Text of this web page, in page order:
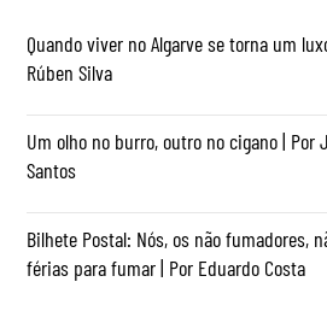
Quando viver no Algarve se torna um
Rúben Silva
Um olho no burro, outro no cigano | Por
Santos
Bilhete Postal: Nós, os não fumadores,
férias para fumar | Por Eduardo Costa